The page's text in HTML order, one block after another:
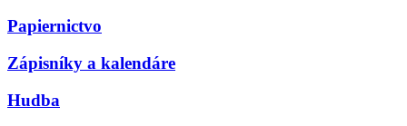
Papiernictvo
Zápisníky a kalendáre
Hudba